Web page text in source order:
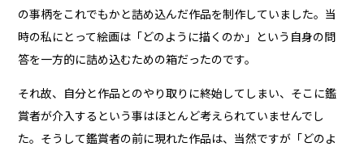
の事柄をこれでもかと詰め込んだ作品を制作していました。当
時の私にとって絵画は「どのように描くのか」という自身の問
答を一方的に詰め込むための箱だったのです。
それ故、自分と作品とのやり取りに終始してしまい、そこに鑑
賞者が介入するという事はほとんど考えられていませんでし
た。そうして鑑賞者の前に現れた作品は、当然ですが「どのよ